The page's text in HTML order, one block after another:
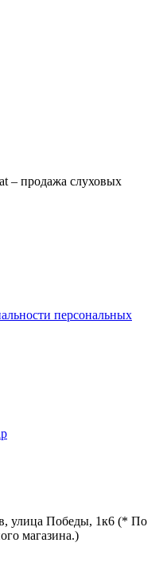
– продажа слуховых
персональных
улица Победы, 1к6 (* По
магазина.)